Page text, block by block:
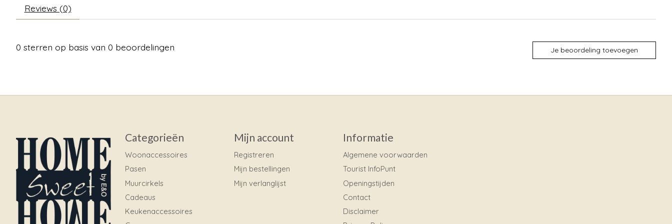
Reviews (0)
0 sterren op basis van 0 beoordelingen Je beoordeling toevoegen
Categorieën
Woonaccessoires
Pasen
Muurcirkels
Cadeaus
Keukenaccessoires
Mijn account
Registreren
Mijn bestellingen
Mijn verlanglijst
Informatie
Algemene voorwaarden
Tourist InfoPunt
Openingstijden
Contact
Disclaimer